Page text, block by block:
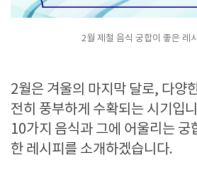
2월 제철 음식 궁합이 좋은 레
2월은 겨울의 마지막 달로, 다양
전히 풍부하게 수확되는 시기입
10가지 음식과 그에 어울리는 궁
한 레시피를 소개하겠습니다.